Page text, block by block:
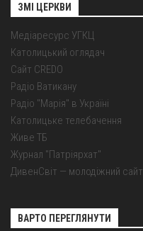
ЗМІ ЦЕРКВИ
Медіаресурс УГКЦ
Католицький оглядач
Сайт CREDO
Радіо Ватикану
Радіо "Марія" в Україні
Католицьке телебачення
Живе ТБ
Журнал "Патріярхат"
ДивенСвіт — молодіжний сайт
ВАРТО ПЕРЕГЛЯНУТИ